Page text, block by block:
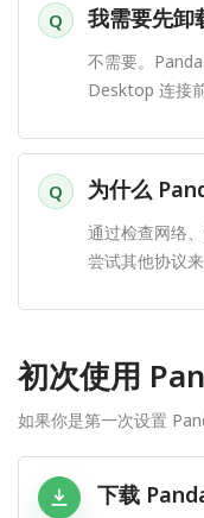
Q 我需要先卸
不需要。
Desktop 连接
Q 为什么
通过检查网络
尝试其他协议
初次使用
如果你是第一次设置
下载